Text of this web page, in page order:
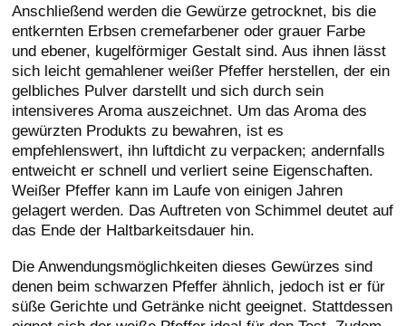
Anschließend werden die Gewürze getrocknet, bis die
entkernten Erbsen cremefarbener oder grauer Farbe
und ebener, kugelförmiger Gestalt sind. Aus ihnen lässt
sich leicht gemahlener weißer Pfeffer herstellen, der ein
gelbliches Pulver darstellt und sich durch sein
intensiveres Aroma auszeichnet. Um das Aroma des
gewürzten Produkts zu bewahren, ist es
empfehlenswert, ihn luftdicht zu verpacken; andernfalls
entweicht er schnell und verliert seine Eigenschaften.
Weißer Pfeffer kann im Laufe von einigen Jahren
gelagert werden. Das Auftreten von Schimmel deutet auf
das Ende der Haltbarkeitsdauer hin.
Die Anwendungsmöglichkeiten dieses Gewürzes sind
denen beim schwarzen Pfeffer ähnlich, jedoch ist er für
süße Gerichte und Getränke nicht geeignet. Stattdessen